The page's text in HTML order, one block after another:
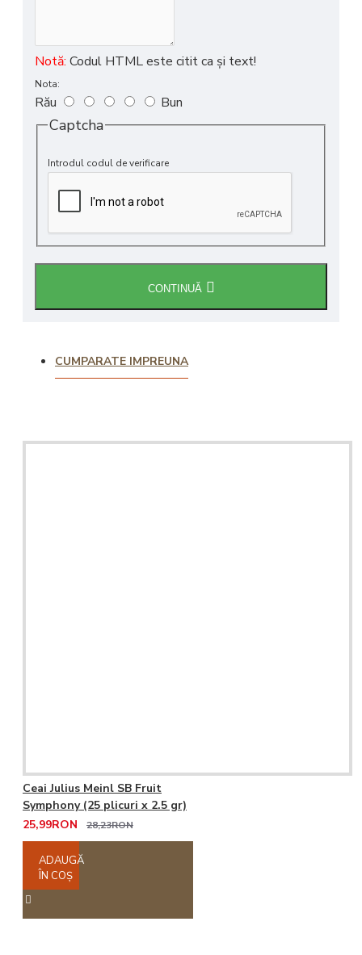
Notă: Codul HTML este citit ca şi text!
Nota:
Rău Bun
Captcha
Introdul codul de verificare
CONTINUĂ
CUMPARATE IMPREUNA
Ceai Julius Meinl SB Fruit
Symphony (25 plicuri x 2.5 gr)
25,99RON
28,23RON
ADAUGĂ
ÎN COŞ